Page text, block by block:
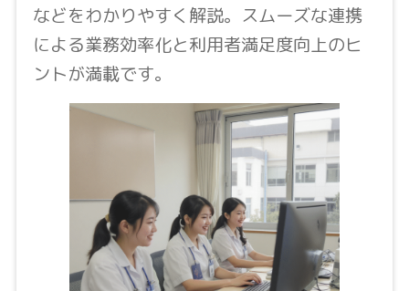
などをわかりやすく解説。スムーズな連携
による業務効率化と利用者満足度向上のヒ
ントが満載です。